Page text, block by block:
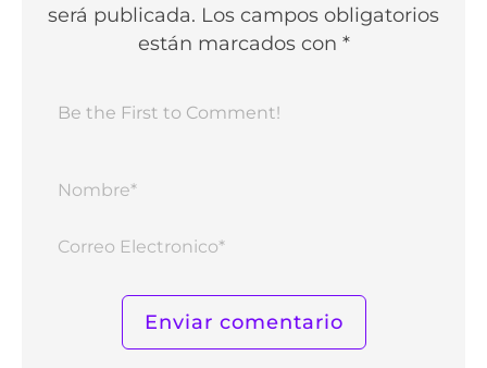
será publicada. Los campos obligatorios
están marcados con *